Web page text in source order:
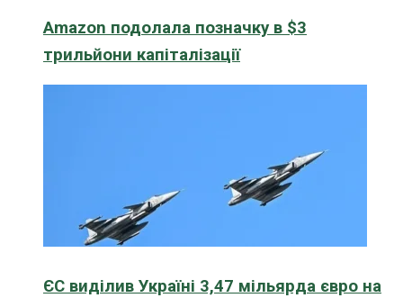
Amazon подолала позначку в $3
трильйони капіталізації
ЄС виділив Україні 3,47 мільярда євро на